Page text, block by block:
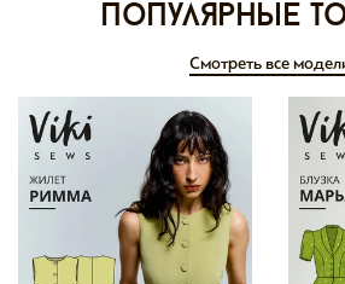
Популярные
Смотреть все